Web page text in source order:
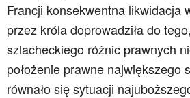
Francji konsekwentna likwidacja
przez króla doprowadziła do
szlacheckiego różnic prawnych
położenie prawne największego
równało się sytuacji